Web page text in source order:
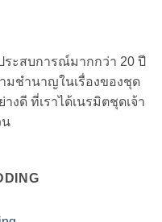
ระสบการณ์มากกว่า 20 ปี
มชำนาญในเรื่องของชุด
งดี ที่เราได้เนรมิตชุดเจ้า
น